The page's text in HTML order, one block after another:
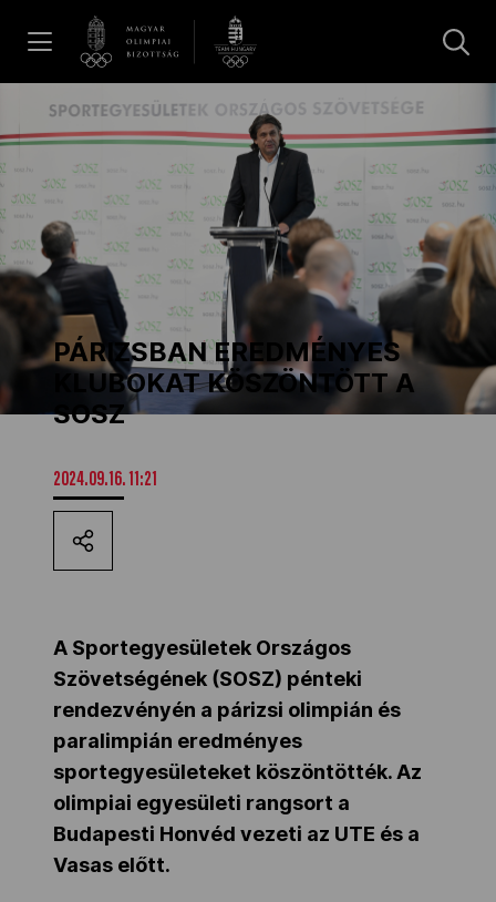
Hírek
Galéria
Dakar 2026
Los Angeles 2028
Kettőskarrier-program
Társszervezetek
OVEP
Adatbank
PÁRIZSBAN EREDMÉNYES
KLUBOKAT KÖSZÖNTÖTT A
SOSZ
2024.09.16. 11:21
A Sportegyesületek Országos
Szövetségének (SOSZ) pénteki
rendezvényén a párizsi olimpián és
paralimpián eredményes
sportegyesületeket köszöntötték. Az
olimpiai egyesületi rangsort a
Budapesti Honvéd vezeti az UTE és a
Vasas előtt.